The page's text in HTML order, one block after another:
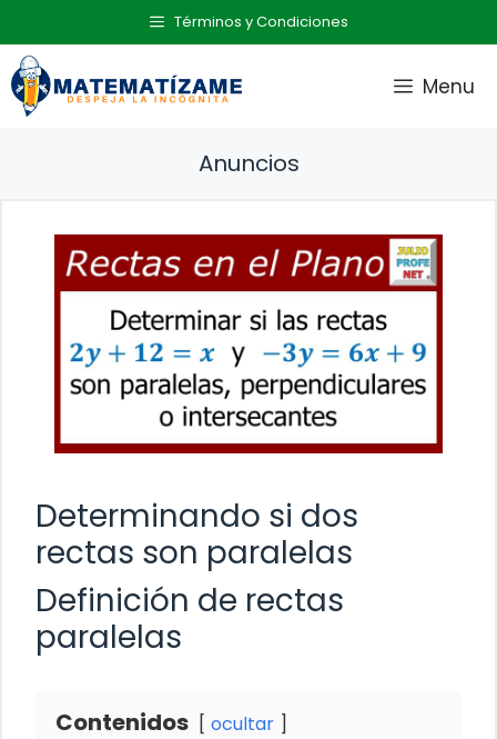
al
contenido
Términos y Condiciones
Menu
Anuncios
Determinando si dos
rectas son paralelas
Definición de rectas
paralelas
Contenidos ocultar